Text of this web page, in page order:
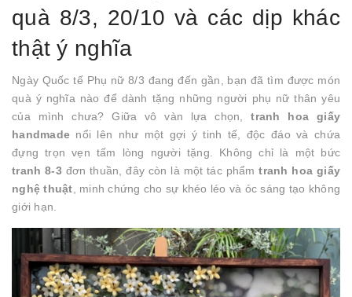
quà 8/3, 20/10 và các dịp khác
thật ý nghĩa
Ngày Quốc tế Phụ nữ 8/3 đang đến gần, bạn đã tìm được món
quà ý nghĩa nào để dành tặng những người phụ nữ thân yêu
của mình chưa? Giữa vô vàn lựa chọn,tranh hoa giấy
handmade nổi lên như một gợi ý tinh tế, độc đáo và chứa
đựng trọn vẹn tấm lòng người tặng. Không chỉ là một bức
tranh 8-3đơn thuần, đây còn là một tác phẩmtranh hoa giấy
nghệ thuật , minh chứng cho sự khéo léo và óc sáng tạo không
giới hạn.